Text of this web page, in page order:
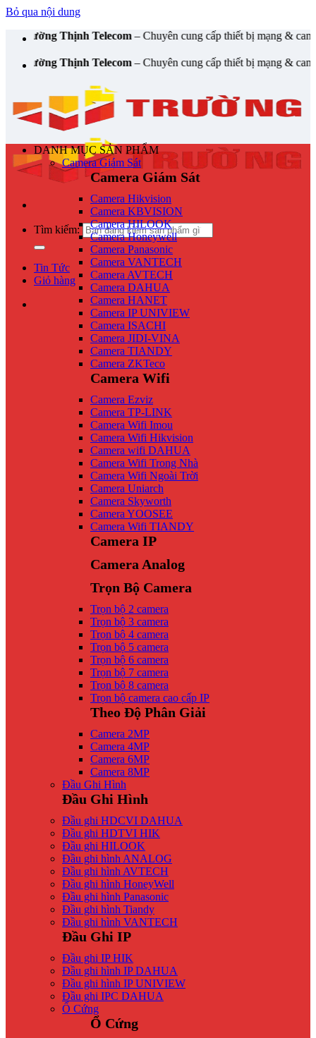
Bỏ qua nội dung
Thịnh Telecom– Chuyên cung cấp thiết bị mạng & camera
Thịnh Telecom– Chuyên cung cấp thiết bị mạng & camera
Tìm kiếm:
Tin Tức
Giỏ hàng
DANH MỤC SẢN PHẨM
Camera Giám Sát
Camera Giám Sát
Camera Hikvision
Camera KBVISION
Camera HILOOK
Camera Honeywell
Camera Panasonic
Camera VANTECH
Camera AVTECH
Camera DAHUA
Camera HANET
Camera IP UNIVIEW
Camera ISACHI
Camera JIDI-VINA
Camera TIANDY
Camera ZKTeco
Camera Wifi
Camera Ezviz
Camera TP-LINK
Camera Wifi Imou
Camera Wifi Hikvision
Camera wifi DAHUA
Camera Wifi Trong Nhà
Camera Wifi Ngoài Trời
Camera Uniarch
Camera Skyworth
Camera YOOSEE
Camera Wifi TIANDY
Camera IP
Camera Analog
Trọn Bộ Camera
Trọn bộ 2 camera
Trọn bộ 3 camera
Trọn bộ 4 camera
Trọn bộ 5 camera
Trọn bộ 6 camera
Trọn bộ 7 camera
Trọn bộ 8 camera
Trọn bộ camera cao cấp IP
Theo Độ Phân Giải
Camera 2MP
Camera 4MP
Camera 6MP
Camera 8MP
Đầu Ghi Hình
Đầu Ghi Hình
Đầu ghi HDCVI DAHUA
Đầu ghi HDTVI HIK
Đầu ghi HILOOK
Đầu ghi hình ANALOG
Đầu ghi hình AVTECH
Đầu ghi hình HoneyWell
Đầu ghi hình Panasonic
Đầu ghi hình Tiandy
Đầu ghi hình VANTECH
Đầu Ghi IP
Đầu ghi IP HIK
Đầu ghi hình IP DAHUA
Đầu ghi hình IP UNIVIEW
Đầu ghi IPC DAHUA
Ổ Cứng
Ổ Cứng